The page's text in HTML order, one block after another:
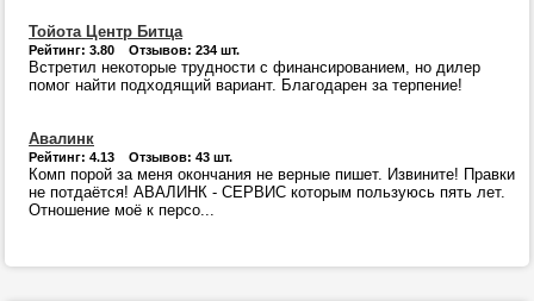
Тойота Центр Битца
Рейтинг: 3.80 Отзывов: 234 шт.
Встретил некоторые трудности с финансированием, но дилер
помог найти подходящий вариант. Благодарен за терпение!
Авалинк
Рейтинг: 4.13 Отзывов: 43 шт.
Комп порой за меня окончания не верные пишет. Извините! Правки
не потдаётся! АВАЛИНК - СЕРВИС которым пользуюсь пять лет.
Отношение моё к персо...